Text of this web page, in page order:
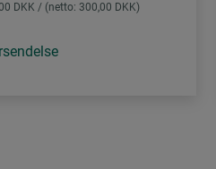
DKK / (netto: 300,00 DKK)